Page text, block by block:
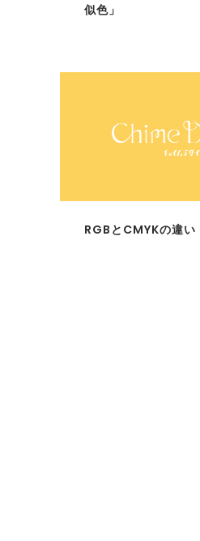
似色」
RGBとCMYKの違い